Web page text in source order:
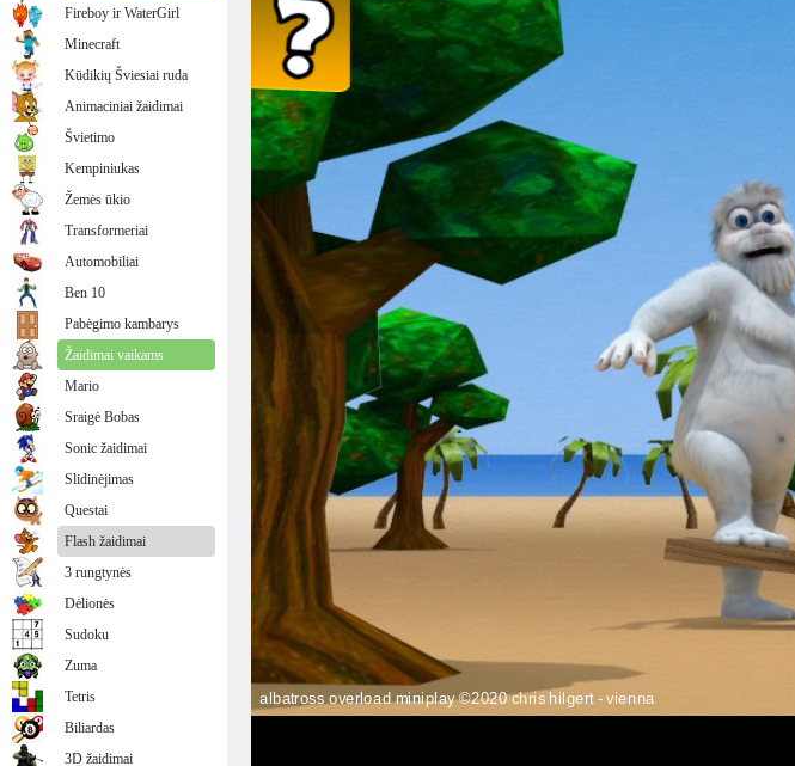
Fireboy ir WaterGirl
Minecraft
Kūdikių Šviesiai ruda
Animaciniai žaidimai
Švietimo
Kempiniukas
Žemės ūkio
Transformeriai
Automobiliai
Ben 10
Pabėgimo kambarys
Žaidimai vaikams
Mario
Sraigė Bobas
Sonic žaidimai
Slidinėjimas
Questai
Flash žaidimai
3 rungtynės
Dėlionės
Sudoku
Zuma
Tetris
Biliardas
3D žaidimai